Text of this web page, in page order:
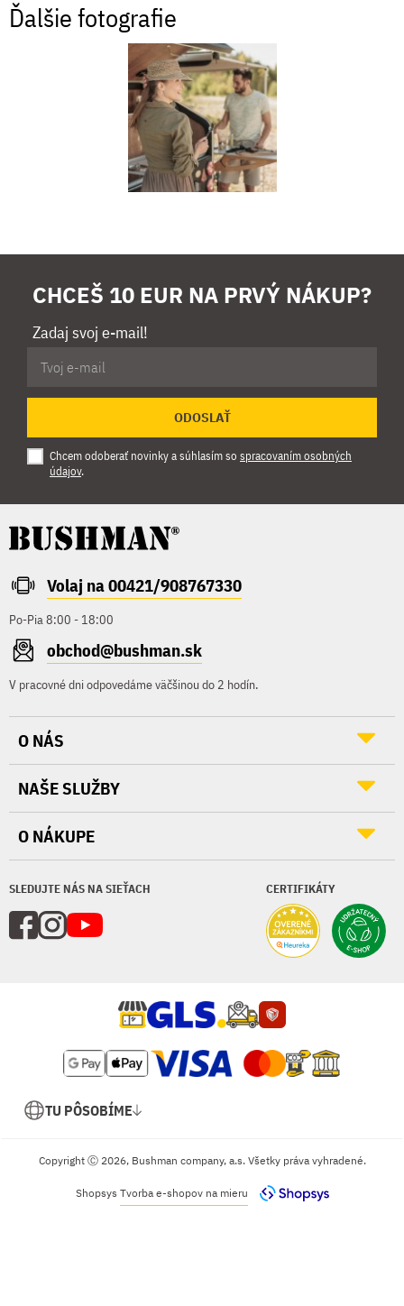
Ďalšie fotografie
CHCEŠ 10 EUR NA PRVÝ NÁKUP?
Zadaj svoj e-mail!
ODOSLAŤ
Chcem odoberať novinky a súhlasím so spracovaním osobných
údajov.
Volaj na 00421/908767330
Po-Pia 8:00 - 18:00
obchod@bushman.sk
V pracovné dni odpovedáme väčšinou do 2 hodín.
SLEDUJTE NÁS NA SIEŤACH CERTIFIKÁTY
O NÁS
NAŠE SLUŽBY
O NÁKUPE
TU PÔSOBÍME
Copyright Ⓒ 2026, Bushman company, a.s. Všetky práva vyhradené.
Shopsys Tvorba e-shopov na mieru